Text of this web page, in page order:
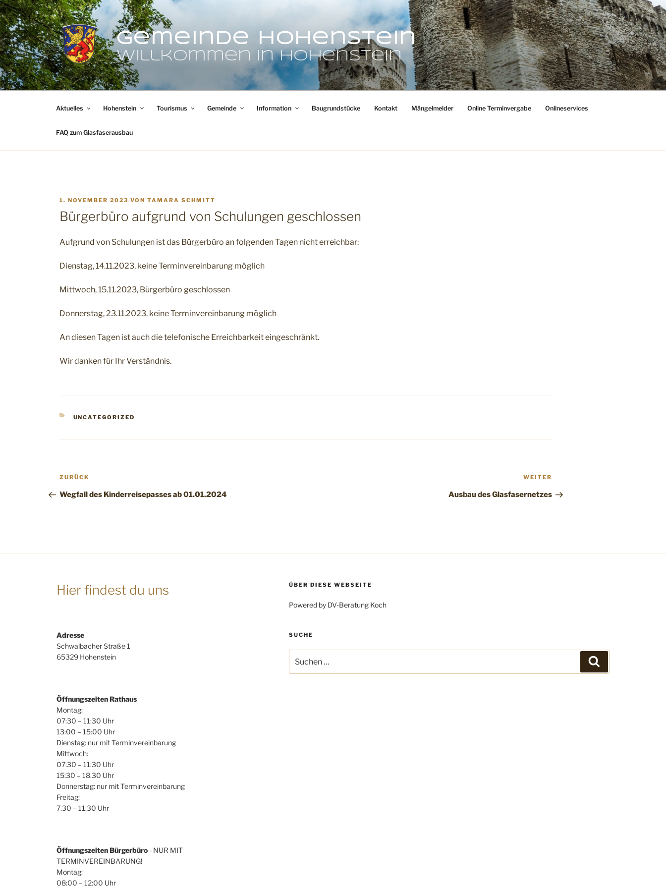
Zum
Inhalt
springen
Gemeinde Hohenstein
Willkommen in Hohenstein
Aktuelles Hohenstein Tourismus Gemeinde Information Baugrundstücke Kontakt Mängelmelder Online Terminvergabe Onlineservices
FAQ zum Glasfaserausbau
VERÖFFENTLICHT
AM
1. NOVEMBER 2023 VON TAMARA SCHMITT
Bürgerbüro aufgrund von Schulungen geschlossen
Aufgrund von Schulungen ist das Bürgerbüro an folgenden Tagen nicht erreichbar:
Dienstag, 14.11.2023, keine Terminvereinbarung möglich
Mittwoch, 15.11.2023, Bürgerbüro geschlossen
Donnerstag, 23.11.2023, keine Terminvereinbarung möglich
An diesen Tagen ist auch die telefonische Erreichbarkeit eingeschränkt.
Wir danken für Ihr Verständnis.
KATEGORIEN
UNCATEGORIZED
Beitragsnavigation
Vorheriger
ZURÜCK
Wegfall des Kinderreisepasses ab 01.01.2024
WEITER
Ausbau des Glasfasernetzes
Hier findest du uns
Adresse
Schwalbacher Straße 1
65329 Hohenstein
Öffnungszeiten Rathaus
Montag:
07:30 – 11:30 Uhr
13:00 – 15:00 Uhr
Dienstag: nur mit Terminvereinbarung
Mittwoch:
07:30 – 11:30 Uhr
15:30 – 18.30 Uhr
Donnerstag: nur mit Terminvereinbarung
Freitag:
7.30 – 11.30 Uhr
Öffnungszeiten Bürgerbüro - NUR MIT
TERMINVEREINBARUNG!
Montag:
08:00 – 12:00 Uhr
ÜBER DIESE WEBSEITE
Powered by DV-Beratung Koch
SUCHE
nach: